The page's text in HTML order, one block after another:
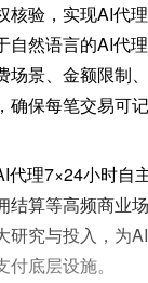
核验，实现AI代
自然语言的AI代
场景、金额限制
保每笔交易可记
代理7×24小时自
结算等高频商业
研究与投入，为
底层设施。